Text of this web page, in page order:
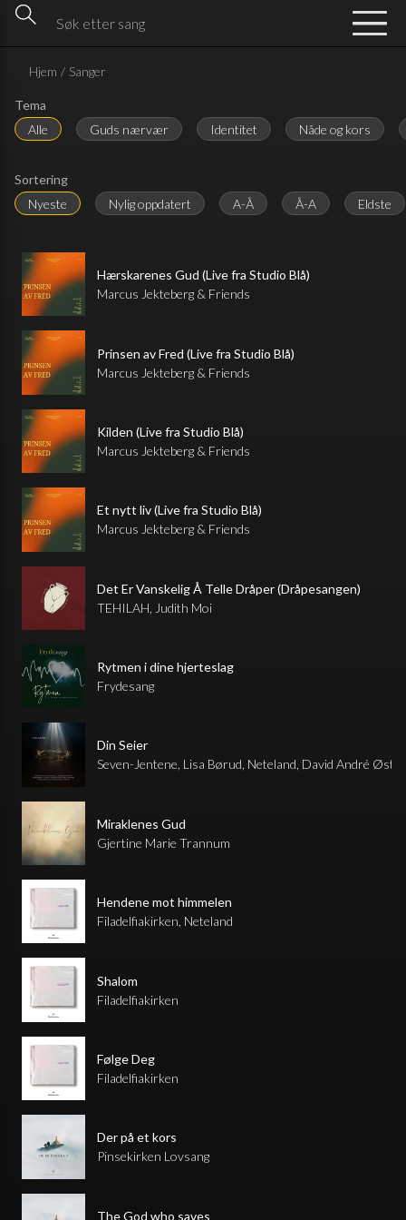
Hjem / Sanger
Tema
Alle
Guds nærvær Identitet Nåde og kors
Sortering
Nyeste
Nylig oppdatert A-Å Å-A Eldste
Hærskarenes Gud (Live fra Studio Blå)
Marcus Jekteberg & Friends
Prinsen av Fred (Live fra Studio Blå)
Marcus Jekteberg & Friends
Kilden (Live fra Studio Blå)
Marcus Jekteberg & Friends
Et nytt liv (Live fra Studio Blå)
Marcus Jekteberg & Friends
Det Er Vanskelig Å Telle Dråper (Dråpesangen)
TEHILAH, Judith Moi
Rytmen i dine hjerteslag
Frydesang
Din Seier
Seven-Jentene, Lisa Børud, Neteland, David André
Miraklenes Gud
Gjertine Marie Trannum
Hendene mot himmelen
Filadelfiakirken, Neteland
Shalom
Filadelfiakirken
Følge Deg
Filadelfiakirken
Der på et kors
Pinsekirken Lovsang
The God who saves